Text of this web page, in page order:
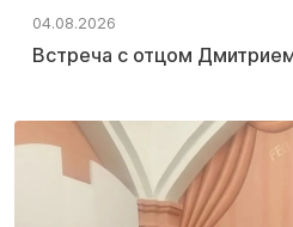
04.08.2026
Встреча с отцом